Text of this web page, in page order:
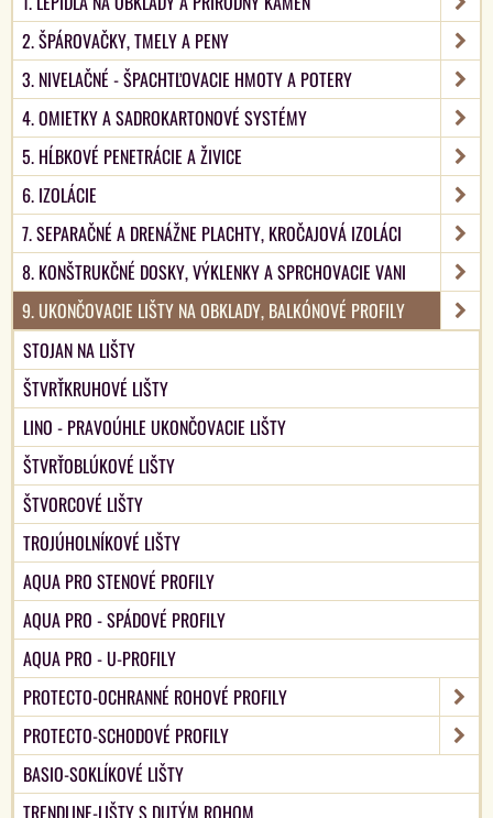
2. ŠPÁROVAČKY, TMELY A PENY
3. NIVELAČNÉ - ŠPACHTĽOVACIE HMOTY A POTERY
4. OMIETKY A SADROKARTONOVÉ SYSTÉMY
5. HĹBKOVÉ PENETRÁCIE A ŽIVICE
6. IZOLÁCIE
7. SEPARAČNÉ A DRENÁŽNE PLACHTY, KROČAJOVÁ IZOLÁCI
8. KONŠTRUKČNÉ DOSKY, VÝKLENKY A SPRCHOVACIE VANI
9. UKONČOVACIE LIŠTY NA OBKLADY, BALKÓNOVÉ PROFILY
STOJAN NA LIŠTY
ŠTVRŤKRUHOVÉ LIŠTY
LINO - PRAVOÚHLE UKONČOVACIE LIŠTY
ŠTVRŤOBLÚKOVÉ LIŠTY
ŠTVORCOVÉ LIŠTY
TROJÚHOLNÍKOVÉ LIŠTY
AQUA PRO STENOVÉ PROFILY
AQUA PRO - SPÁDOVÉ PROFILY
AQUA PRO - U-PROFILY
PROTECTO-OCHRANNÉ ROHOVÉ PROFILY
PROTECTO-SCHODOVÉ PROFILY
BASIO-SOKLÍKOVÉ LIŠTY